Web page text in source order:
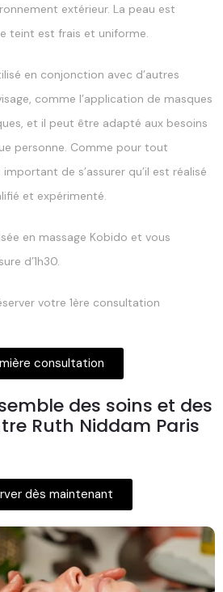
extérieur. La peau est
teint est frais et uniforme.
en conjonction avec d’autres
comme l’application de masques
et il peut être adapté aux besoins
personne. Comme pour tout
de s’assurer qu’il est réalisé
et expérimenté.
en massage Kobido et vous
d’1h30.
votre 1ère consultation
consultation
des soins et des
Ruth Niddam Paris
dès maintenant